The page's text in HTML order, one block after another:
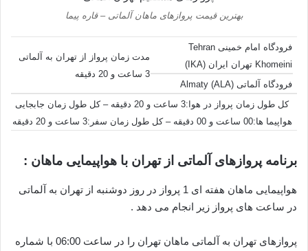
بهترین قیمت پروازهای ماهان آلماتی – قاره پیما
فرودگاه امام خمینی Tehran
Khomeini تهران ایران (IKA)
مدت زمان پرواز از تهران به آلماتی
3 ساعت و 20 دقیقه
فرودگاه آلماتی Almaty (ALA)
کل طول زمان پرواز در هوا:3 ساعت و 20 دقیقه – کل طول زمان جابجایی
هواپیما ها:00 ساعت و 00 دقیقه – کل طول زمان سفر:3 ساعت و 20 دقیقه
برنامه پروازهای آلماتی از تهران با هواپیمایی ماهان :
هواپیمایی ماهان هفته ای 1 پرواز در روز دوشنبه از تهران به آلماتی
در ساعت های پرواز زیر انجام می دهد .
پروازهای تهران به آلماتی ماهان تهران را در ساعت 06:00 با شماره